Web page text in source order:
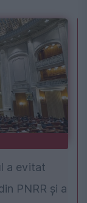
a evitat
PNRR și a